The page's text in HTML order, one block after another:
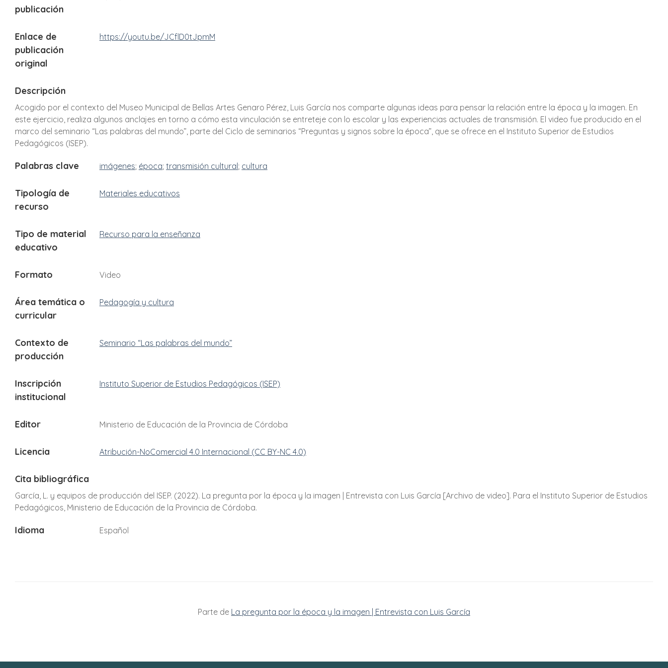
publicación
Enlace de
publicación
original
https://youtu.be/JCflD0tJpmM
Descripción
Acogido por el contexto del Museo Municipal de Bellas Artes Genaro Pérez, Luis García nos comparte algunas ideas para pensar la relación entre la época y la imagen. En
este ejercicio, realiza algunos anclajes en torno a cómo esta vinculación se entreteje con lo escolar y las experiencias actuales de transmisión. El video fue producido en el
marco del seminario “Las palabras del mundo”, parte del Ciclo de seminarios “Preguntas y signos sobre la época”, que se ofrece en el Instituto Superior de Estudios
Pedagógicos (ISEP).
Palabras clave imágenes época transmisión cultural cultura
Tipología de
recurso
Materiales educativos
Tipo de material
educativo
Recurso para la enseñanza
Formato Video
Área temática o
curricular
Pedagogía y cultura
Contexto de
producción
Seminario “Las palabras del mundo”
Inscripción
institucional
Instituto Superior de Estudios Pedagógicos (ISEP)
Editor Ministerio de Educación de la Provincia de Córdoba
Licencia Atribución-NoComercial 4.0 Internacional (CC BY-NC 4.0)
Cita bibliográfica
García, L. y equipos de producción del ISEP. (2022). La pregunta por la época y la imagen | Entrevista con Luis García [Archivo de video]. Para el Instituto Superior de Estudios
Pedagógicos, Ministerio de Educación de la Provincia de Córdoba.
Idioma Español
Parte de La pregunta por la época y la imagen | Entrevista con Luis García